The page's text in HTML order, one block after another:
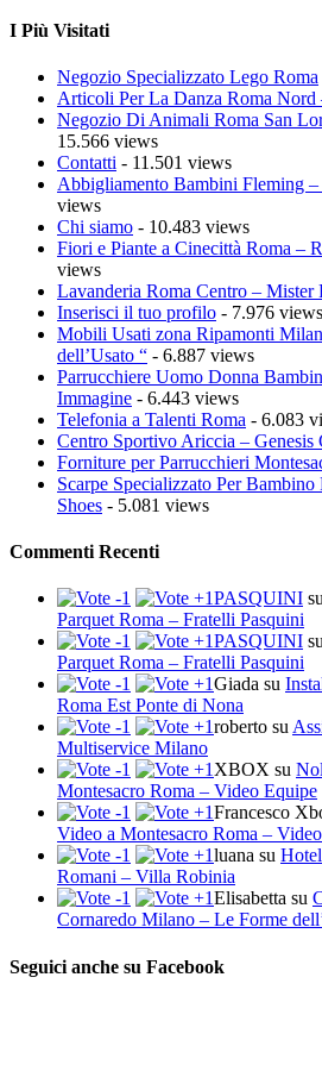
I Più Visitati
Negozio Specializzato Lego Roma
Articoli Per La Danza Roma Nord
Negozio Di Animali Roma San
15.566 views
Contatti - 11.501 views
Abbigliamento Bambini Fleming –
views
Chi siamo - 10.483 views
Fiori e Piante a Cinecittà Roma –
views
Lavanderia Roma Centro – Mister
Inserisci il tuo profilo - 7.976 views
Mobili Usati zona Ripamonti
dell’Usato “ - 6.887 views
Parrucchiere Uomo Donna
Immagine - 6.443 views
Telefonia a Talenti Roma - 6.083
Centro Sportivo Ariccia – Genesis
Forniture per Parrucchieri
Scarpe Specializzato Per
Shoes - 5.081 views
Commenti Recenti
PASQUINI
Parquet Roma – Fratelli Pasquini
PASQUINI
Parquet Roma – Fratelli Pasquini
Giada su
Roma Est Ponte di Nona
roberto su
Multiservice Milano
XBOX su
Montesacro Roma – Video Equipe
Francesco
Video a Montesacro Roma –
luana su
Romani – Villa Robinia
Elisabetta su
Cornaredo Milano – Le Forme
Seguici anche su Facebook